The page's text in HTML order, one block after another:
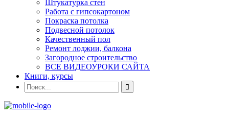
Штукатурка стен
Работа с гипсокартоном
Покраска потолка
Подвесной потолок
Качественный пол
Ремонт лоджии, балкона
Загородное строительство
ВСЕ ВИДЕОУРОКИ САЙТА
Книги, курсы